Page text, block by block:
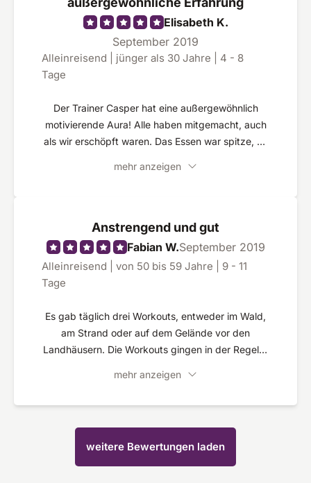
jeden sehr individuell behandelt. So kann m. M. n.
ein junger, athletischer Erwachsener genauso viel
Spaß haben und gefordert werden, wie ein
weniger fitter Rentner im Alter von Anfang 60. Es
zählt der Wille und das Durchhaltevermögen.
Elisabeth K.
September 2019
Alleinreisend | jünger als 30 Jahre | 4 - 8
Tage
Der Trainer Casper hat eine außergewöhnlich
motivierende Aura! Alle haben mitgemacht, auch
als wir erschöpft waren. Das Essen war spitze, es
langfristig zu ändern.
mehr anzeigen
Anstrengend und gut
Fabian W.September 2019
Alleinreisend | von 50 bis 59 Jahre | 9 - 11
Tage
Es gab täglich drei Workouts, entweder im Wald,
am Strand oder auf dem Gelände vor den
Landhäusern. Die Workouts gingen in der Regel 2
mitunter sehr anstrengend, hat mir persöhnlich
Tagen fast 3 Kilo abgenommen. Der Körper ist
durchtrainiert. Das Wetter beständig und warm.
Das ganze Konzept ist gut durchdacht und
mehr anzeigen
weitere Bewertungen laden